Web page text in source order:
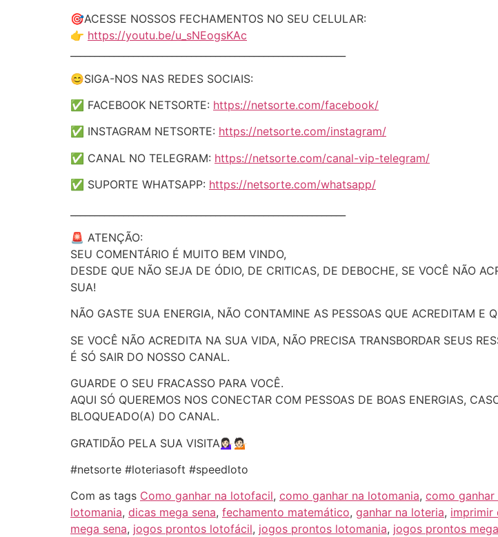
🎯ACESSE NOSSOS FECHAMENTOS NO SEU CELULAR:
👉 https://youtu.be/u_sNEogsKAc
😊SIGA-NOS NAS REDES SOCIAIS:
✅ FACEBOOK NETSORTE: https://netsorte.com/facebook/
✅ INSTAGRAM NETSORTE: https://netsorte.com/instagram/
✅ CANAL NO TELEGRAM: https://netsorte.com/canal-vip-telegram/
✅ SUPORTE WHATSAPP: https://netsorte.com/whatsapp/
🚨 ATENÇÃO:
SEU COMENTÁRIO É MUITO BEM VINDO,
DESDE QUE NÃO SEJA DE ÓDIO, DE CRITICAS, DE DEBOCHE, SE VOCÊ NÃO
SUA!
NÃO GASTE SUA ENERGIA, NÃO CONTAMINE AS PESSOAS QUE ACREDITAM E
SE VOCÊ NÃO ACREDITA NA SUA VIDA, NÃO PRECISA TRANSBORDAR SEUS
É SÓ SAIR DO NOSSO CANAL.
GUARDE O SEU FRACASSO PARA VOCÊ.
AQUI SÓ QUEREMOS NOS CONECTAR COM PESSOAS DE BOAS ENERGIAS,
BLOQUEADO(A) DO CANAL.
GRATIDÃO PELA SUA VISITA💁🏻‍♀️💁🏻
#netsorte #loteriasoft #speedloto
Com as tags Como ganhar na lotofacil, como ganhar na lotomania, como ganhar
lotomania, dicas mega sena, fechamento matemático, ganhar na loteria, imprimir
mega sena, jogos prontos lotofácil, jogos prontos lotomania, jogos prontos